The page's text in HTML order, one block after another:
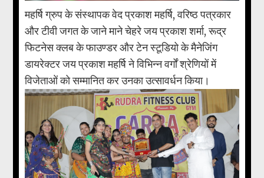
महर्षि ग्रुप के संस्थापक वेद प्रकाश महर्षि, वरिष्ठ पत्रकार
और टीवी जगत के जाने माने चेहरे जय प्रकाश शर्मा, रूद्र
फिटनेस क्लब के फाउण्डर और टेन स्टूडियो के मैनेजिंग
डायरेक्टर जय प्रकाश महर्षि ने विभिन्न वर्गों श्रेणियों में
विजेताओं को सम्मानित कर उनका उत्सावर्धन किया।